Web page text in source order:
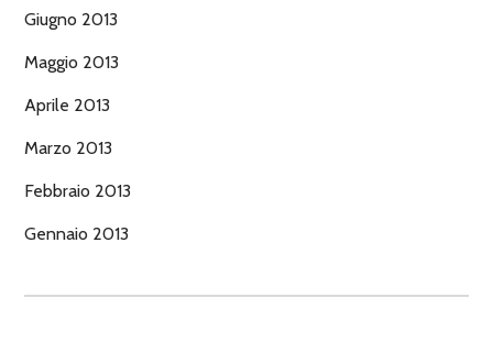
Giugno 2013
Maggio 2013
Aprile 2013
Marzo 2013
Febbraio 2013
Gennaio 2013